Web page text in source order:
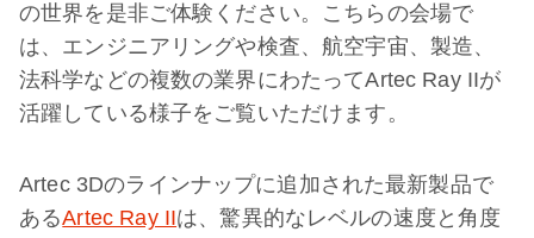
の世界を是非ご体験ください。こちらの会場で
は、エンジニアリングや検査、航空宇宙、製造、
法科学などの複数の業界にわたってArtec Ray IIが
活躍している様子をご覧いただけます。
Artec 3Dのラインナップに追加された最新製品で
あるArtec Ray IIは、驚異的なレベルの速度と角度